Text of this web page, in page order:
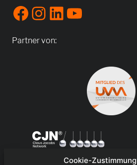
Cookie-Zustimmung
Facebook
Instagram
LinkedIn
YouTube
Partner von: